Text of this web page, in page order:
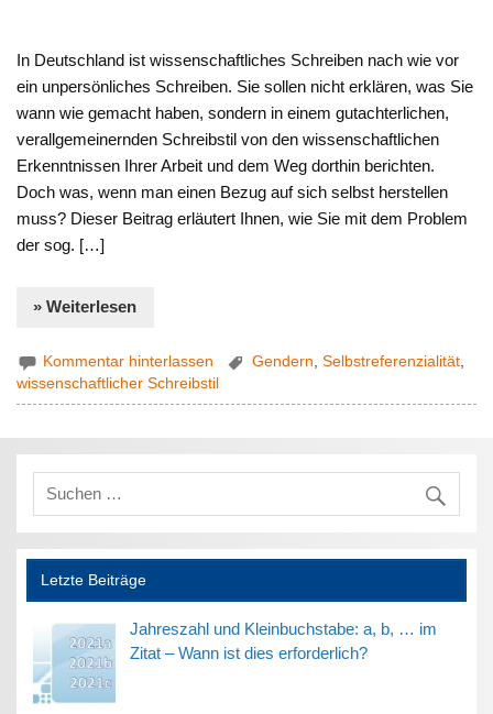
In Deutschland ist wissenschaftliches Schreiben nach wie vor
ein unpersönliches Schreiben. Sie sollen nicht erklären, was Sie
wann wie gemacht haben, sondern in einem gutachterlichen,
verallgemeinernden Schreibstil von den wissenschaftlichen
Erkenntnissen Ihrer Arbeit und dem Weg dorthin berichten.
Doch was, wenn man einen Bezug auf sich selbst herstellen
muss? Dieser Beitrag erläutert Ihnen, wie Sie mit dem Problem
der sog. […]
» Weiterlesen
Kommentar hinterlassen Gendern ,Selbstreferenzialität
wissenschaftlicher Schreibstil
Letzte Beiträge
Jahreszahl und Kleinbuchstabe: a, b, … im
Zitat – Wann ist dies erforderlich?